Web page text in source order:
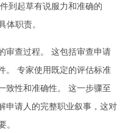
到起草有说服力和准确的
体职责。
审查过程。 这包括审查申请
。 专家使用既定的评估标准
致性和准确性。 这一步骤至
申请人的完整职业叙事，这对